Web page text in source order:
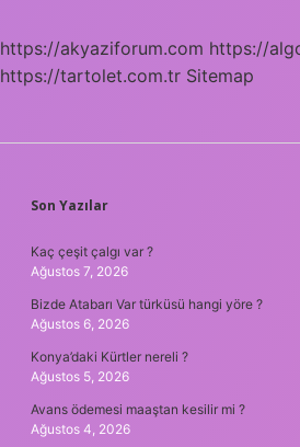
https://akyaziforum.com https://
https://tartolet.com.tr Sitemap
SIDEBAR
Son Yazılar
Kaç çeşit çalgı var ?
Ağustos 7, 2026
Bizde Atabarı Var türküsü hangi yöre ?
Ağustos 6, 2026
Konya’daki Kürtler nereli ?
Ağustos 5, 2026
Avans ödemesi maaştan kesilir mi ?
Ağustos 4, 2026